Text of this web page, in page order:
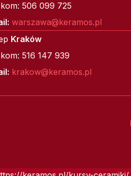
506 099 725
warszawa@keramos.pl
Kraków
516 147 939
krakow@keramos.pl